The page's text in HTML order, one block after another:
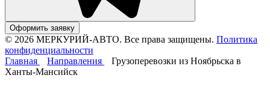
Оформить заявку
© 2026 МЕРКУРИЙ-АВТО. Все права защищены. Политика
конфиденциальности
Главная
Направления
Грузоперевозки из Ноябрьска в
Ханты-Мансийск